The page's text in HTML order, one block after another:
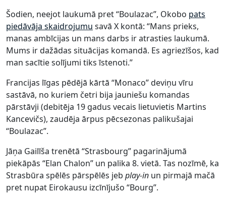
Šodien, neejot laukumā pret “Boulazac”, Okobo pats
piedāvāja skaidrojumu savā X kontā: “Mans prieks,
manas ambīcijas un mans darbs ir atrasties laukumā.
Mums ir dažādas situācijas komandā. Es agriezīšos, kad
man sacītie solījumi tiks īstenoti.”
Francijas līgas pēdējā kārtā “Monaco” deviņu vīru
sastāvā, no kuriem četri bija jauniešu komandas
pārstāvji (debitēja 19 gadus vecais lietuvietis Martins
Kancevičs), zaudēja ārpus pēcsezonas palikušajai
“Boulazac”.
Jāņa Gailīša trenētā “Strasbourg” pagarinājumā
piekāpās “Elan Chalon” un palika 8. vietā. Tas nozīmē, ka
Strasbūra spēlēs pārspēlēs jeb play-in un pirmajā mačā
pret nupat Eirokausu izcīnījušo “Bourg”.